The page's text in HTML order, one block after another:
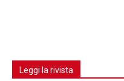
Leggi la rivista